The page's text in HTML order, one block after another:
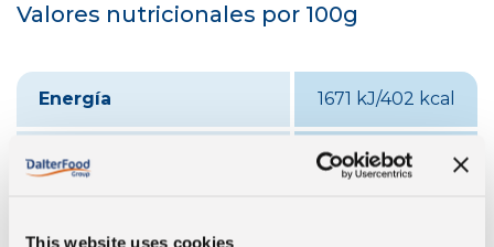
This website uses cookies
Valores nutricionales por 100g
Energía 1671 kJ/402 kcal
Grasa 30 g